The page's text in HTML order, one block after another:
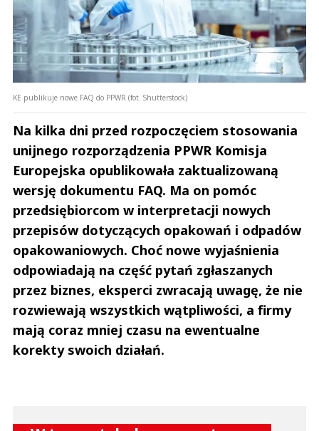
KE publikuje nowe FAQ do PPWR (fot. Shutterstock)
Na kilka dni przed rozpoczęciem stosowania
unijnego rozporządzenia PPWR Komisja
Europejska opublikowała zaktualizowaną
wersję dokumentu FAQ. Ma on pomóc
przedsiębiorcom w interpretacji nowych
przepisów dotyczących opakowań i odpadów
opakowaniowych. Choć nowe wyjaśnienia
odpowiadają na część pytań zgłaszanych
przez biznes, eksperci zwracają uwagę, że nie
rozwiewają wszystkich wątpliwości, a firmy
mają coraz mniej czasu na ewentualne
korekty swoich działań.